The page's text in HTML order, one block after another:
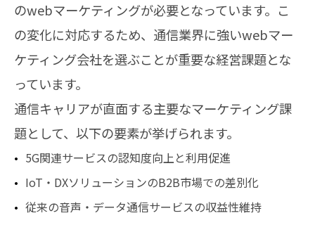
のwebマーケティングが必要となっています。こ
の変化に対応するため、通信業界に強いwebマー
ケティング会社を選ぶことが重要な経営課題とな
っています。
通信キャリアが直面する主要なマーケティング課
題として、以下の要素が挙げられます。
5G関連サービスの認知度向上と利用促進
IoT・DXソリューションのB2B市場での差別化
従来の音声・データ通信サービスの収益性維持